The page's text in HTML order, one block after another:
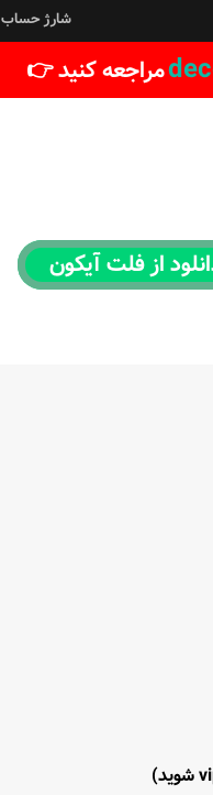
شارژ حساب
مراجعه کنید 👉
از فلت آیکون